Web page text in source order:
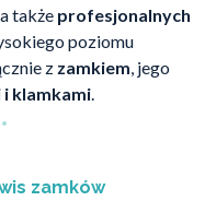
także profesjonalnych
poziomu
z zamkiem, jego
klamkami.
zamków